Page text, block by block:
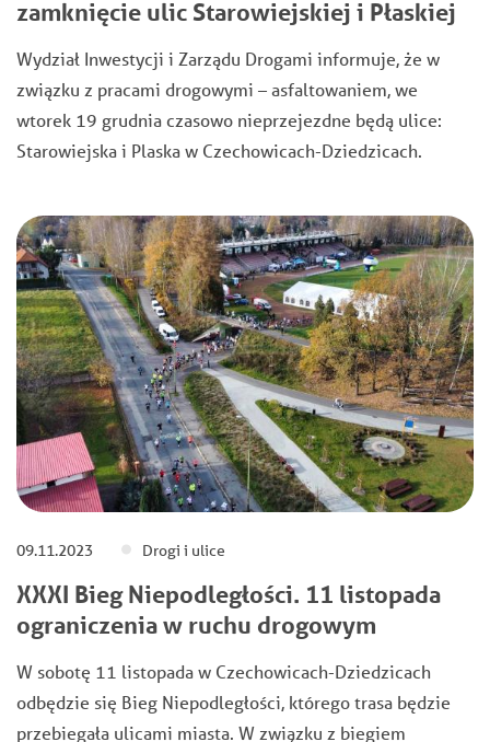
zamknięcie ulic Starowiejskiej i Płaskiej
Wydział Inwestycji i Zarządu Drogami informuje, że w
związku z pracami drogowymi – asfaltowaniem, we
wtorek 19 grudnia czasowo nieprzejezdne będą ulice:
Starowiejska i Plaska w Czechowicach-Dziedzicach.
09.11.2023 Drogi i ulice
XXXI Bieg Niepodległości. 11 listopada
ograniczenia w ruchu drogowym
W sobotę 11 listopada w Czechowicach-Dziedzicach
odbędzie się Bieg Niepodległości, którego trasa będzie
przebiegała ulicami miasta. W związku z biegiem